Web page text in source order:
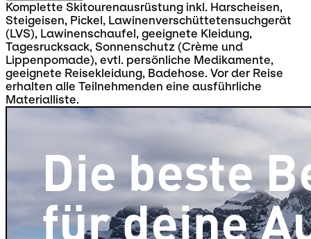
Komplette Skitourenausrüstung inkl. Harscheisen,
Steigeisen, Pickel, Lawinenverschüttetensuchgerät
(LVS), Lawinenschaufel, geeignete Kleidung,
Tagesrucksack, Sonnenschutz (Crème und
Lippenpomade), evtl. persönliche Medikamente,
geeignete Reisekleidung, Badehose. Vor der Reise
erhalten alle Teilnehmenden eine ausführliche
Materialliste.